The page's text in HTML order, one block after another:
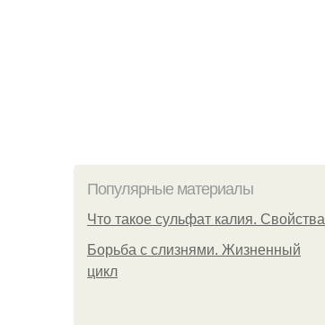
Популярные материалы
Что такое сульфат калия. Свойства
Борьба с слизнями. Жизненный
цикл